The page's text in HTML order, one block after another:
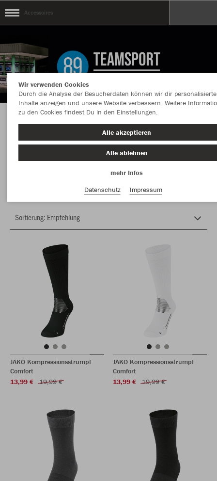
Accessoires
Herzlich Willkommen im Teamshop
Accessoires
JAKO Kompressionsstrumpf
Comfort
13,99 €
19,99 €
JAKO Kompressionsstrumpf
Comfort
13,99 €
19,99 €
Wir verwenden Cookies
Durch die Analyse der Besucherdaten können wir dir personalisierte
Inhalte anzeigen und unsere Website verbessern. Weitere
zu den Cookies findest Du in den Einstellungen.
Alle akzeptieren
Alle ablehnen
mehr Infos
Datenschutz
Impressum